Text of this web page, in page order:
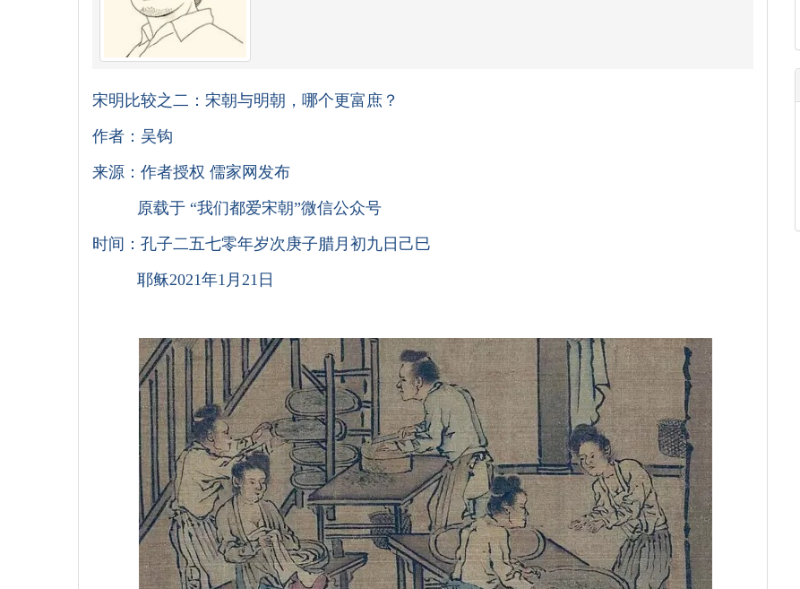
宋明比较之二：宋朝与明朝，哪个更富庶？
作者：吴钩
来源：作者授权 儒家网发布
原载于 “我们都爱宋朝”微信公众号
时间：孔子二五七零年岁次庚子腊月初九日己巳
耶稣2021年1月21日